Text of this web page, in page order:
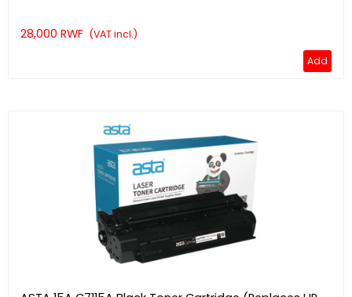
28,000 RWF (VAT incl.)
Add